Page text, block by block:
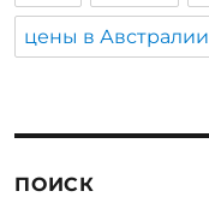
цены в Австралии
ПОИСК